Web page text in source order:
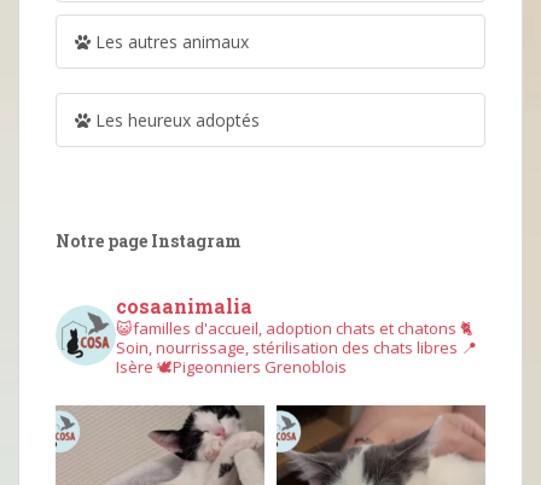
Les autres animaux
Les heureux adoptés
Notre page Instagram
cosaanimalia
😺familles d'accueil, adoption chats et chatons 🐈
Soin, nourrissage, stérilisation des chats libres 📍
Isère 🕊︎Pigeonniers Grenoblois